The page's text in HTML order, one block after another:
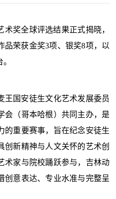
术奖全球评选结果正式揭晓，
品荣获金奖3项、银奖8项，以
王国安徒生文化艺术发展委员
会（哥本哈根）共同主办，是
的重要赛事，旨在纪念安徒生
创新精神与人文关怀的艺术创
术家与院校踊跃参与，吉林动
创意表达、专业水准与完整呈